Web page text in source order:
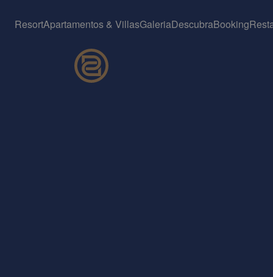
ResortApartamentos & VillasGaleriaDescubraBooking